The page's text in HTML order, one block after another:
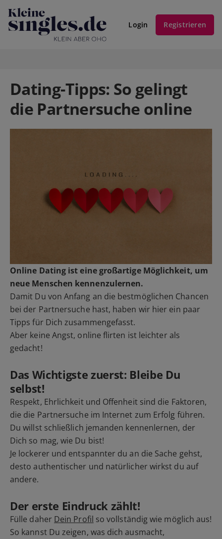
Login Registrieren
Dating-Tipps: So gelingt
die Partnersuche online
Online Dating ist eine großartige Möglichkeit, um
neue Menschen kennenzulernen.
Damit Du von Anfang an die bestmöglichen Chancen
bei der Partnersuche hast, haben wir hier ein paar
Tipps für Dich zusammengefasst.
Aber keine Angst, online flirten ist leichter als
gedacht!
Das Wichtigste zuerst: Bleibe Du
selbst!
Respekt, Ehrlichkeit und Offenheit sind die Faktoren,
die die Partnersuche im Internet zum Erfolg führen.
Du willst schließlich jemanden kennenlernen, der
Dich so mag, wie Du bist!
Je lockerer und entspannter du an die Sache gehst,
desto authentischer und natürlicher wirkst du auf
andere.
Der erste Eindruck zählt!
Fülle daher Dein Profil so vollständig wie möglich aus!
So kannst Du zeigen, was dich ausmacht,